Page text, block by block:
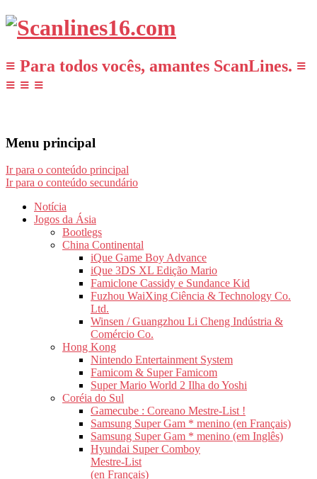
≡ Para todos vocês, amantes ScanLines. ≡
≡ ≡ ≡
Menu principal
Ir para o conteúdo principal
Ir para o conteúdo secundário
Notícia
Jogos da Ásia
Bootlegs
China Continental
iQue Game Boy Advance
iQue 3DS XL Edição Mario
Famiclone Cassidy e Sundance Kid
Fuzhou WaiXing Ciência & Technology Co.
Ltd.
Winsen / Guangzhou Li Cheng Indústria &
Comércio Co.
Hong Kong
Nintendo Entertainment System
Famicom & Super Famicom
Super Mario World 2 Ilha do Yoshi
Coréia do Sul
Gamecube : Coreano Mestre-List !
Samsung Super Gam * menino (en Français)
Samsung Super Gam * menino (em Inglês)
Hyundai Super Comboy
Mestre-List
(en Français)